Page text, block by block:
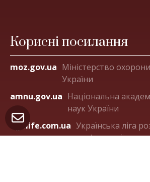
Корисні посилання
moz.gov.ua Міністерство
України
amnu.gov.ua Національна
наук України
ligalife.com.ua Українська ліга
паліативної та